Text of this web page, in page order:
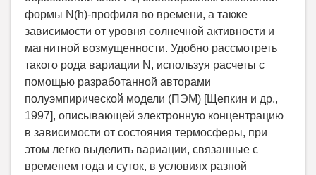
формы N(h)-профиля во времени, а также
зависимости от уровня солнечной активности и
магнитной возмущенности. Удобно рассмотреть
такого рода вариации N, используя расчеты с
помощью разработанной авторами
полуэмпирической модели (ПЭМ) [Щепкин и др.,
1997], описывающей электронную концентрацию
в зависимости от состояния термосферы, при
этом легко выделить вариации, связанные с
временем года и суток, в условиях разной